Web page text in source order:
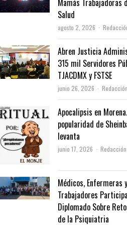
Mamás Trabajadoras
Salud
agosto 2, 2026 Author
Abren Justicia
315 mil Servidores
TJACDMX y FSTSE
junio 26, 2026 Author
Redacción
Apocalipsis en
popularidad de
levanta
junio 17, 2026 Author
Redacción
Médicos, Enfermeras y
Trabajadores
Diplomado Sobre
de la Psiquiatria